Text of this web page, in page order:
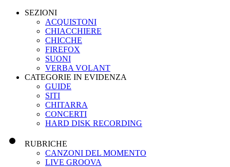
SEZIONI
ACQUISTONI
CHIACCHIERE
CHICCHE
FIREFOX
SUONI
VERBA VOLANT
CATEGORIE IN EVIDENZA
GUIDE
SITI
CHITARRA
CONCERTI
HARD DISK RECORDING
RUBRICHE
CANZONI DEL MOMENTO
LIVE GROOVA